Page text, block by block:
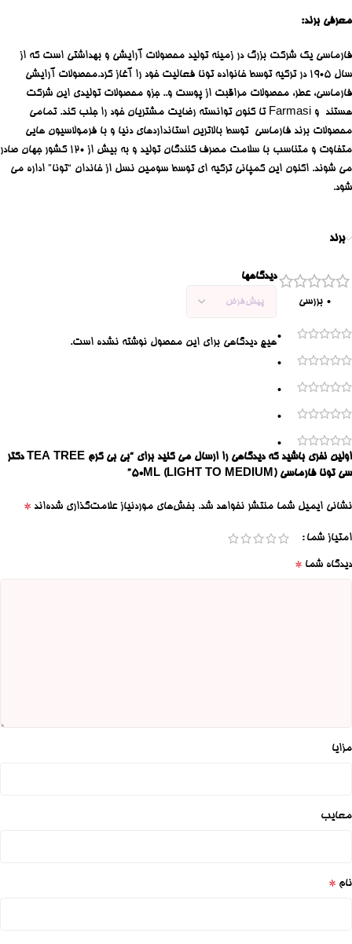
معرفی برند:
فارماسی یک شرکت بزرگ در زمینه تولید محصولات آرایشی و بهداشتی است که از
سال 1905 در ترکیه توسط خانواده تونا فعالیت خود را آغاز کرد.محصولات آرایشی
فارماسی، عطر، محصولات مراقبت از پوست و.. جزو محصولات تولیدی این شرکت
هستند و Farmasi تا کنون توانسته رضایت مشتریان خود را جلب کند. تمامی
محصولات برند فارماسی توسط بالاترین استانداردهای دنیا و با فرمولاسیون هایی
متفاوت و متناسب با سلامت مصرف کنندگان تولید و به بیش از 120 کشور جهان صادر
می شوند. اکنون این کمپانی ترکیه ای توسط سومین نسل از خاندان “تونا” اداره می
شود.
برند
0 بررسی
0
0
0
0
0
دیدگاهها
هیچ دیدگاهی برای این محصول نوشته نشده است.
اولین نفری باشید که دیدگاهی را ارسال می کنید برای “بی بی کرم TEA TREE دکتر
سی تونا فارماسی 50ML (LIGHT TO MEDIUM)”
نشانی ایمیل شما منتشر نخواهد شد. بخش‌های موردنیاز علامت‌گذاری شده‌اند *
امتیاز شما
دیدگاه شما *
مزایا
معایب
نام *